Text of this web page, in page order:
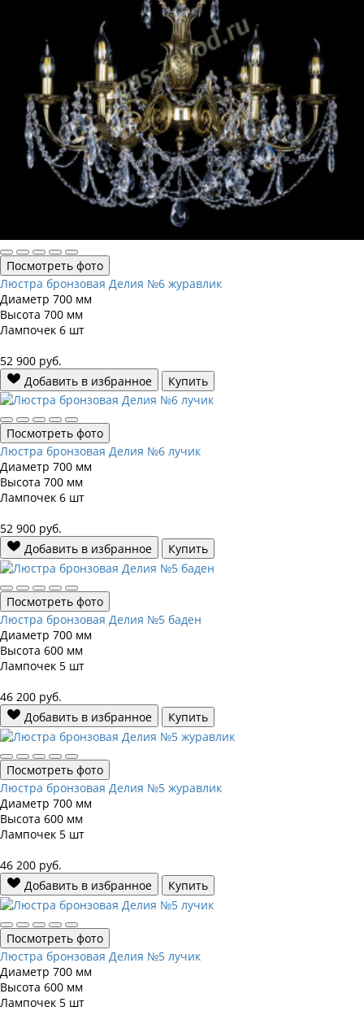
Посмотреть фото
Люстра бронзовая Делия №6 журавлик
Диаметр 700 мм
Высота 700 мм
Лампочек 6 шт
52 900 руб.
Добавить в избранное
Купить
Посмотреть фото
Люстра бронзовая Делия №6 лучик
Диаметр 700 мм
Высота 700 мм
Лампочек 6 шт
52 900 руб.
Добавить в избранное
Купить
Посмотреть фото
Люстра бронзовая Делия №5 баден
Диаметр 700 мм
Высота 600 мм
Лампочек 5 шт
46 200 руб.
Добавить в избранное
Купить
Посмотреть фото
Люстра бронзовая Делия №5 журавлик
Диаметр 700 мм
Высота 600 мм
Лампочек 5 шт
46 200 руб.
Добавить в избранное
Купить
Посмотреть фото
Люстра бронзовая Делия №5 лучик
Диаметр 700 мм
Высота 600 мм
Лампочек 5 шт